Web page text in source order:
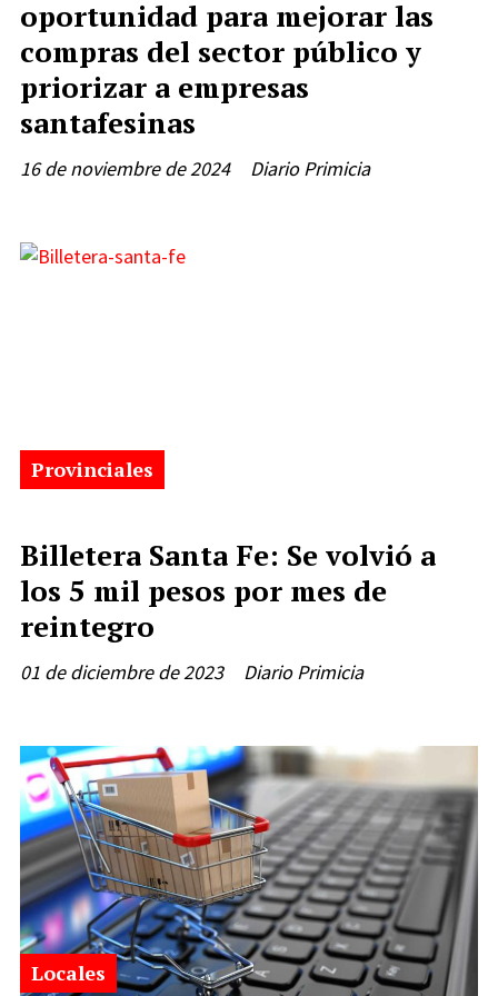
oportunidad para mejorar las
compras del sector público y
priorizar a empresas
santafesinas
Diario Primicia
16 de noviembre de 2024
Billetera Santa Fe: Se volvió a
los 5 mil pesos por mes de
reintegro
Diario Primicia
Provinciales
01 de diciembre de 2023
Locales